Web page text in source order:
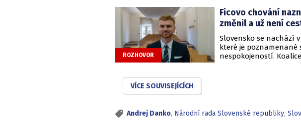
to ukrajinský server
ROZHOVOR
Ficovo chování
změnil a už není
Slovensko se nachází
které je
nespokojeností.
EuroZprávy.cz
Pavla Jozefa Šafárika v
VÍCE SOUVISEJÍCÍCH
Andrej Danko, Národní rada Slovenské republiky,